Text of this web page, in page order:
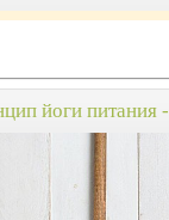
йоги питания